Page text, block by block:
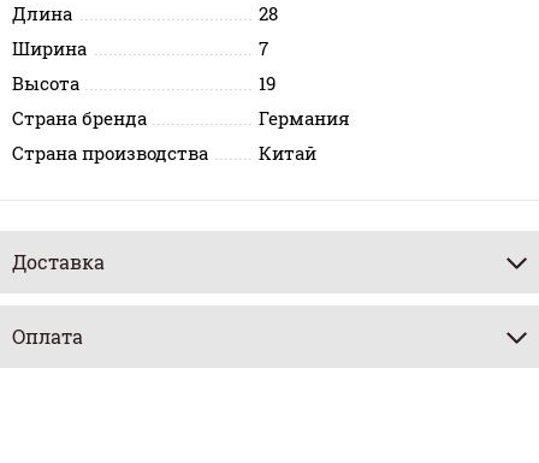
Длина
28
Ширина
7
Высота
19
Страна бренда
Германия
Страна производства
Китай
Доставка
Оплата